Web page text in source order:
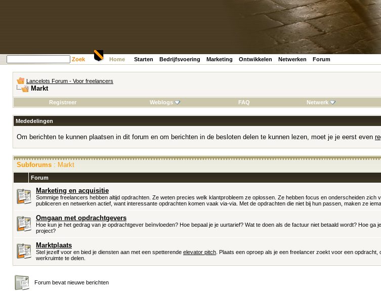
Zoek Home Starten Bedrijfsvoering Marketing Ontwikkelen Netwerken Forum
Lancelots Forum - Voor freelancers
Markt
Registreer
Weblogs FAQ Netwerk
Mededelingen
Om berichten te kunnen plaatsen in dit forum en om berichten in de besloten delen te kunnen lezen, moet je je eerst even
Subforums : Markt
Forum
Marketing en acquisitie
Sommige freelancers hebben altijd opdrachten. Ze weten precies welk klantprobleem ze oplossen. Ze hebben focus en onderscheiden zich
publiceren en netwerken actief, want interessante opdrachten komen vaak via-via. Met de opdrachten die niet bij hun passen, maken ze
Omgaan met opdrachtgevers
Hoe kun je het gedrag van je opdrachtgever beïnvloeden? Hoe bepaal je je uurtarief? Wat te doen als de factuur niet betaald wordt? Hoe ga
project?
Marktplaats
Stel jezelf voor en bied je diensten aan met een spetterende elevator pitch . Plaats een oproep als je een freelancer zoekt voor een
werkruimte te delen.
Forum bevat nieuwe berichten